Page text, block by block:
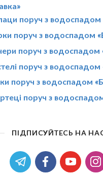
поруч з водоспадом
поруч з водоспадом
поруч з водоспадом
поруч з водоспадом
поруч з водоспадом
поруч з
ПІДПИСУЙТЕСЬ НА